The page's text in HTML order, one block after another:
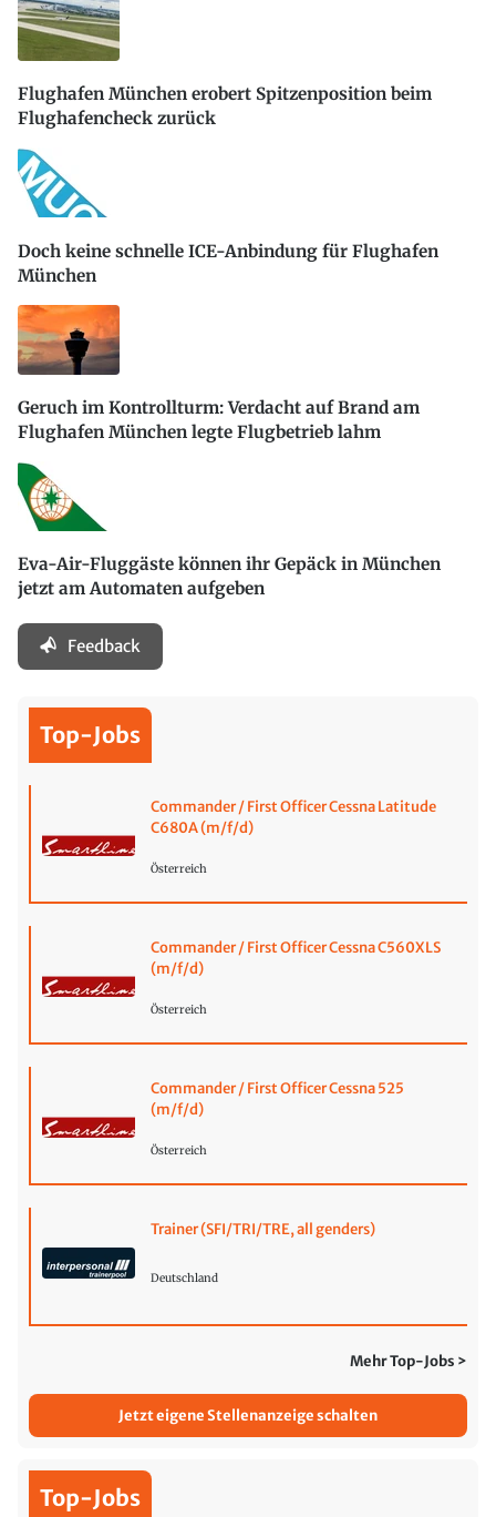
Flughafen München erobert Spitzenposition beim
Flughafencheck zurück
Doch keine schnelle ICE-Anbindung für Flughafen
München
Geruch im Kontrollturm: Verdacht auf Brand am
Flughafen München legte Flugbetrieb lahm
Eva-Air-Fluggäste können ihr Gepäck in München
jetzt am Automaten aufgeben
Feedback
Top-Jobs
Commander / First Officer Cessna Latitude
C680A (m/f/d)
Österreich
Commander / First Officer Cessna C560XLS
(m/f/d)
Österreich
Commander / First Officer Cessna 525
(m/f/d)
Österreich
Trainer (SFI/TRI/TRE, all genders)
Deutschland
Mehr Top-Jobs >
Jetzt eigene Stellenanzeige schalten
Top-Jobs